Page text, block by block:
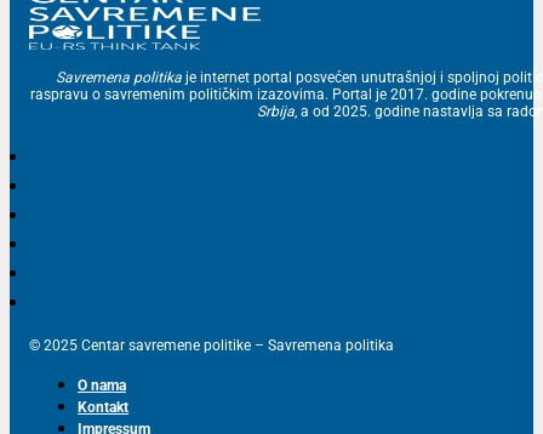
Savremena politika je internet portal posvećen unutrašnjoj i spoljnoj
raspravu o savremenim političkim izazovima. Portal je 2017. godine
Srbija, a od 2025. godine nastavlja sa
© 2025 Centar savremene politike – Savremena politika
O nama
Kontakt
Impressum